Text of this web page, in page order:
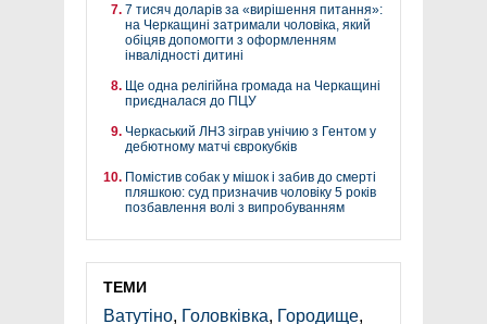
7 тисяч доларів за «вирішення питання»:
на Черкащині затримали чоловіка, який
обіцяв допомогти з оформленням
інвалідності дитині
Ще одна релігійна громада на Черкащині
приєдналася до ПЦУ
Черкаський ЛНЗ зіграв унічию з Гентом у
дебютному матчі єврокубків
Помістив собак у мішок і забив до смерті
пляшкою: суд призначив чоловіку 5 років
позбавлення волі з випробуванням
ТЕМИ
Ватутіно, Головківка, Городище,